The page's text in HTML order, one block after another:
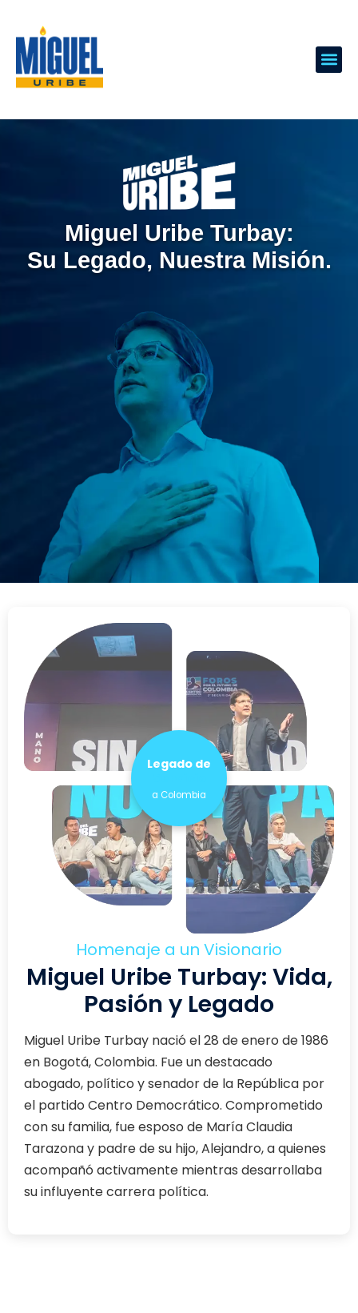
Miguel Uribe Turbay:
Su Legado, Nuestra Misión.
Legado de
a Colombia
Homenaje a un Visionario
Miguel Uribe Turbay: Vida,
Pasión y Legado
Miguel Uribe Turbay nació el 28 de enero de 1986
en Bogotá, Colombia. Fue un destacado
abogado, político y senador de la República por
el partido Centro Democrático. Comprometido
con su familia, fue esposo de María Claudia
Tarazona y padre de su hijo, Alejandro, a quienes
acompañó activamente mientras desarrollaba
su influyente carrera política.